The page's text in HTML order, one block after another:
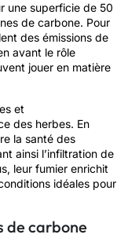
une superficie de 50
de carbone. Pour
des émissions de
avant le rôle
jouer en matière
et
des herbes. En
la santé des
ainsi l’infiltration de
leur fumier enrichit
idéales pour
de carbone